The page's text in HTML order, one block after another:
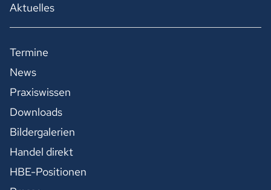
Aktuelles
Termine
News
Praxiswissen
Downloads
Bildergalerien
Handel direkt
HBE-Positionen